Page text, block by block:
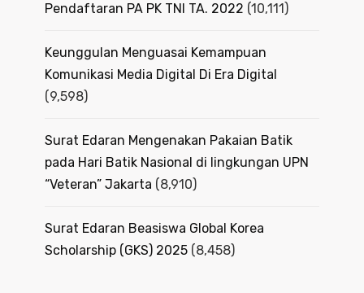
Pendaftaran PA PK TNI TA. 2022 (10,111)
Keunggulan Menguasai Kemampuan
Komunikasi Media Digital Di Era Digital
(9,598)
Surat Edaran Mengenakan Pakaian Batik
pada Hari Batik Nasional di lingkungan UPN
“Veteran” Jakarta (8,910)
Surat Edaran Beasiswa Global Korea
Scholarship (GKS) 2025 (8,458)